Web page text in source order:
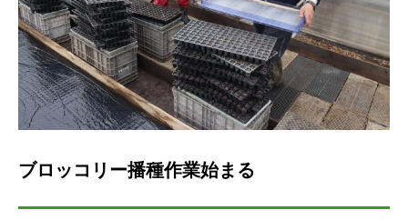
ブロッコリー播種作業始まる